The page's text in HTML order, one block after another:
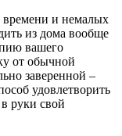
времени и немалых
из дома вообще
вашего
от обычной
заверенной –
удовлетворить
руки свой